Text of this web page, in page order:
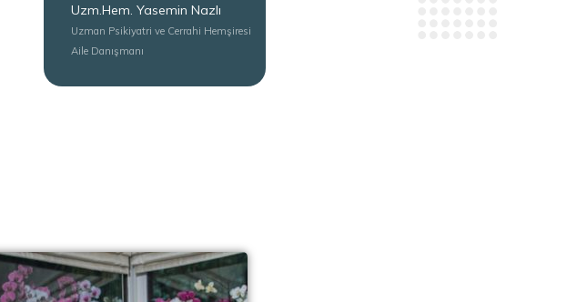
Uzm.Hem. Yasemin Nazlı
Uzman Psikiyatri ve Cerrahi Hemşiresi
Aile Danışmanı